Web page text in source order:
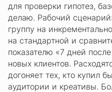
для проверки гипотез,
делаю. Рабочий
группу на
на стандартной и
показателю «7 дней
новых клиентов.
догоняет тех, кто купил
аудитории и креативы.